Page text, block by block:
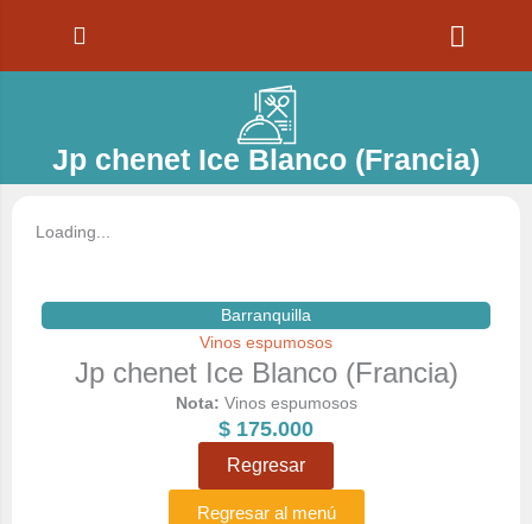
Jp chenet Ice Blanco (Francia)
Loading...
Barranquilla
Vinos espumosos
Jp chenet Ice Blanco (Francia)
Nota: Vinos espumosos
$ 175.000
Regresar
Regresar al menú